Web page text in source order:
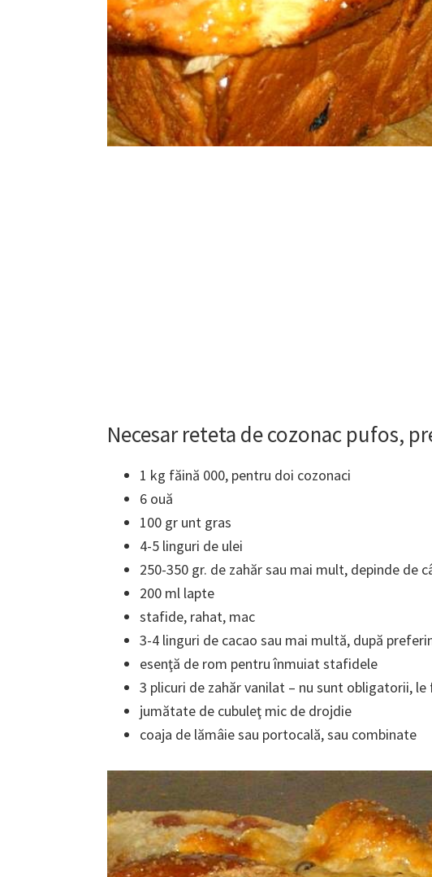
Necesar reteta de cozonac pufos,
1 kg făină 000, pentru doi cozonaci
6 ouă
100 gr unt gras
4-5 linguri de ulei
250-350 gr. de zahăr sau mai mult, depinde de
200 ml lapte
stafide, rahat, mac
3-4 linguri de cacao sau mai multă, după
esenţă de rom pentru înmuiat stafidele
3 plicuri de zahăr vanilat – nu sunt obligatorii,
jumătate de cubuleţ mic de drojdie
coaja de lămâie sau portocală, sau combinate